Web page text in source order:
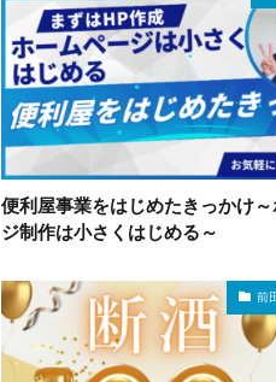
便利屋事業をはじめたきっかけ
ジ制作は小さくはじめる～
前